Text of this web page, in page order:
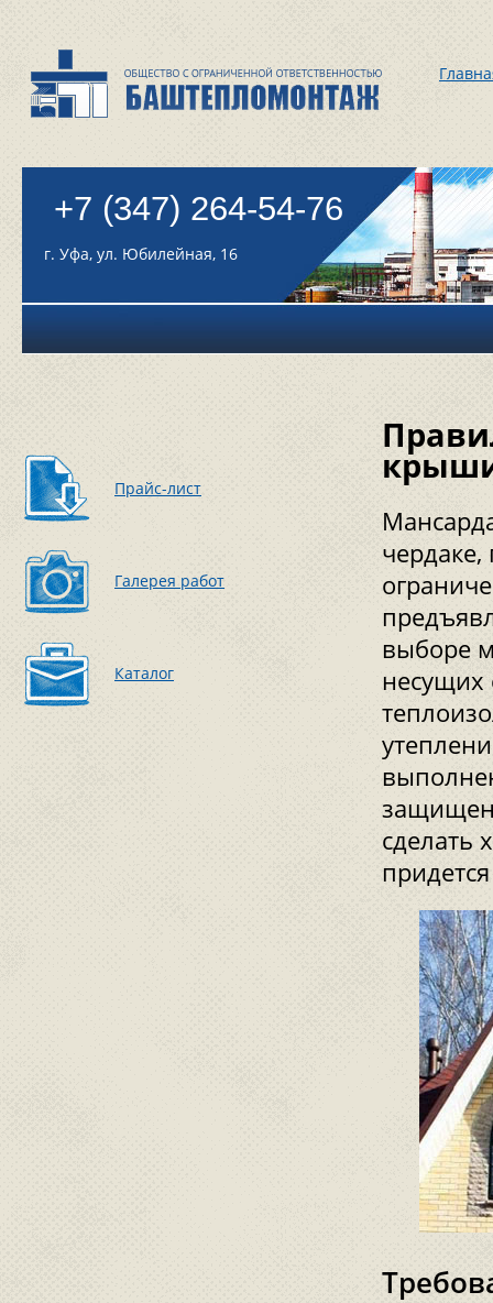
+7 (347) 264-54-76
г. Уфа, ул. Юбилейная, 16
Прайс-лист
Галерея работ
Каталог
выборе
несущих
сделать